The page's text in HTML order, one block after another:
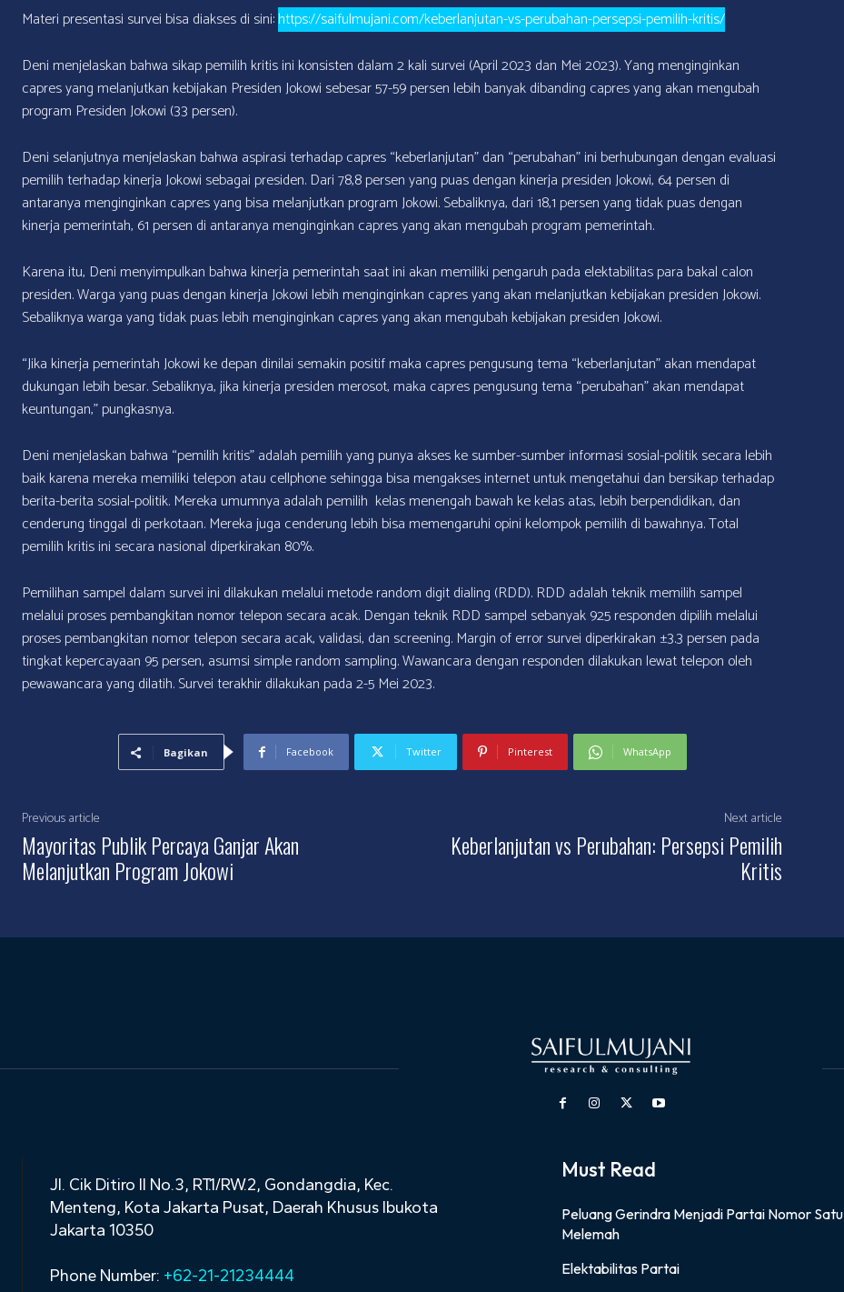
Materi presentasi survei bisa diakses di sini:https://saifulmujani.com/keberlanjutan-vs-perubahan-persepsi-pemilih-kritis/
Deni menjelaskan bahwa sikap pemilih kritis ini konsisten dalam 2 kali survei (April 2023 dan Mei 2023). Yang menginginkan
capres yang melanjutkan kebijakan Presiden Jokowi sebesar 57-59 persen lebih banyak dibanding capres yang akan mengubah
program Presiden Jokowi (33 persen).
Deni selanjutnya menjelaskan bahwa aspirasi terhadap capres “keberlanjutan” dan “perubahan” ini berhubungan dengan evaluasi
pemilih terhadap kinerja Jokowi sebagai presiden. Dari 78,8 persen yang puas dengan kinerja presiden Jokowi, 64 persen di
antaranya menginginkan capres yang bisa melanjutkan program Jokowi. Sebaliknya, dari 18,1 persen yang tidak puas dengan
kinerja pemerintah, 61 persen di antaranya menginginkan capres yang akan mengubah program pemerintah.
Karena itu, Deni menyimpulkan bahwa kinerja pemerintah saat ini akan memiliki pengaruh pada elektabilitas para bakal calon
presiden. Warga yang puas dengan kinerja Jokowi lebih menginginkan capres yang akan melanjutkan kebijakan presiden Jokowi.
Sebaliknya warga yang tidak puas lebih menginginkan capres yang akan mengubah kebijakan presiden Jokowi.
“Jika kinerja pemerintah Jokowi ke depan dinilai semakin positif maka capres pengusung tema “keberlanjutan” akan mendapat
dukungan lebih besar. Sebaliknya, jika kinerja presiden merosot, maka capres pengusung tema “perubahan” akan mendapat
keuntungan,” pungkasnya.
Deni menjelaskan bahwa “pemilih kritis” adalah pemilih yang punya akses ke sumber-sumber informasi sosial-politik secara lebih
baik karena mereka memiliki telepon atau cellphone sehingga bisa mengakses internet untuk mengetahui dan bersikap terhadap
berita-berita sosial-politik. Mereka umumnya adalah pemilih kelas menengah bawah ke kelas atas, lebih berpendidikan, dan
cenderung tinggal di perkotaan. Mereka juga cenderung lebih bisa memengaruhi opini kelompok pemilih di bawahnya. Total
pemilih kritis ini secara nasional diperkirakan 80%.
Pemilihan sampel dalam survei ini dilakukan melalui metode random digit dialing (RDD). RDD adalah teknik memilih sampel
melalui proses pembangkitan nomor telepon secara acak. Dengan teknik RDD sampel sebanyak 925 responden dipilih melalui
proses pembangkitan nomor telepon secara acak, validasi, dan screening. Margin of error survei diperkirakan ±3.3 persen pada
tingkat kepercayaan 95 persen, asumsi simple random sampling. Wawancara dengan responden dilakukan lewat telepon oleh
pewawancara yang dilatih. Survei terakhir dilakukan pada 2-5 Mei 2023.
Bagikan Facebook Twitter Pinterest WhatsApp
Previous article
Mayoritas Publik Percaya Ganjar Akan
Melanjutkan Program Jokowi
Next article
Keberlanjutan vs Perubahan: Persepsi Pemilih
Kritis
Jl. Cik Ditiro II No.3, RT.1/RW.2, Gondangdia, Kec.
Menteng, Kota Jakarta Pusat, Daerah Khusus Ibukota
Jakarta 10350
Phone Number: +62-21-21234444
Must Read
Peluang Gerindra Menjadi Partai Nomor Satu
Melemah
Elektabilitas Partai